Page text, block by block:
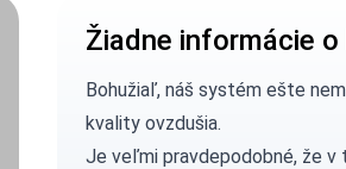
Žiadne informácie
Bohužiaľ, náš systém ešte
kvality ovzdušia.
Je veľmi pravdepodobné, že v